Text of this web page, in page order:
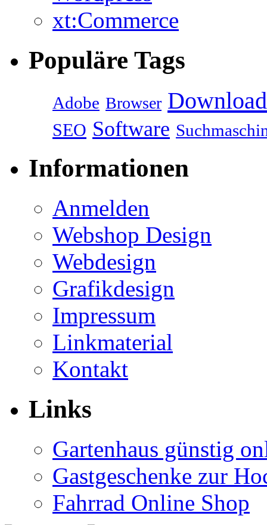
xt:Commerce
Populäre Tags
Adobe Browser Download
SEO Software
Informationen
Anmelden
Webshop Design
Webdesign
Grafikdesign
Impressum
Linkmaterial
Kontakt
Links
Gartenhaus günstig
Gastgeschenke zur
Fahrrad Online Shop